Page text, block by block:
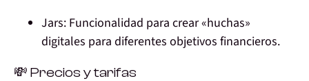
Jars: Funcionalidad para crear «huchas»
digitales para diferentes objetivos financieros.
💸 Precios y tarifas